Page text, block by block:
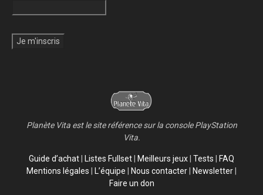
Planète Vita est le site référence sur la console PlayStation
Vita.
Guide d’achat Listes Fullset Meilleurs jeux Tests
FAQ
Mentions légales
L’équipe Nous contacter Newsletter
Faire un don